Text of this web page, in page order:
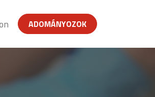
ADOMÁNYOZOK